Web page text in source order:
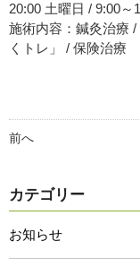
20:00 土曜日 / 9:00
施術内容：鍼灸治療
くトレ」 / 保険治療
前へ
カテゴリー
お知らせ